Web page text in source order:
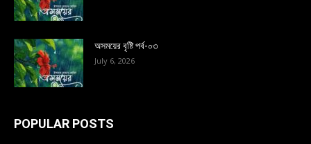
অসময়ের বৃষ্টি পর্ব-০৩
July 6, 2026
POPULAR POSTS